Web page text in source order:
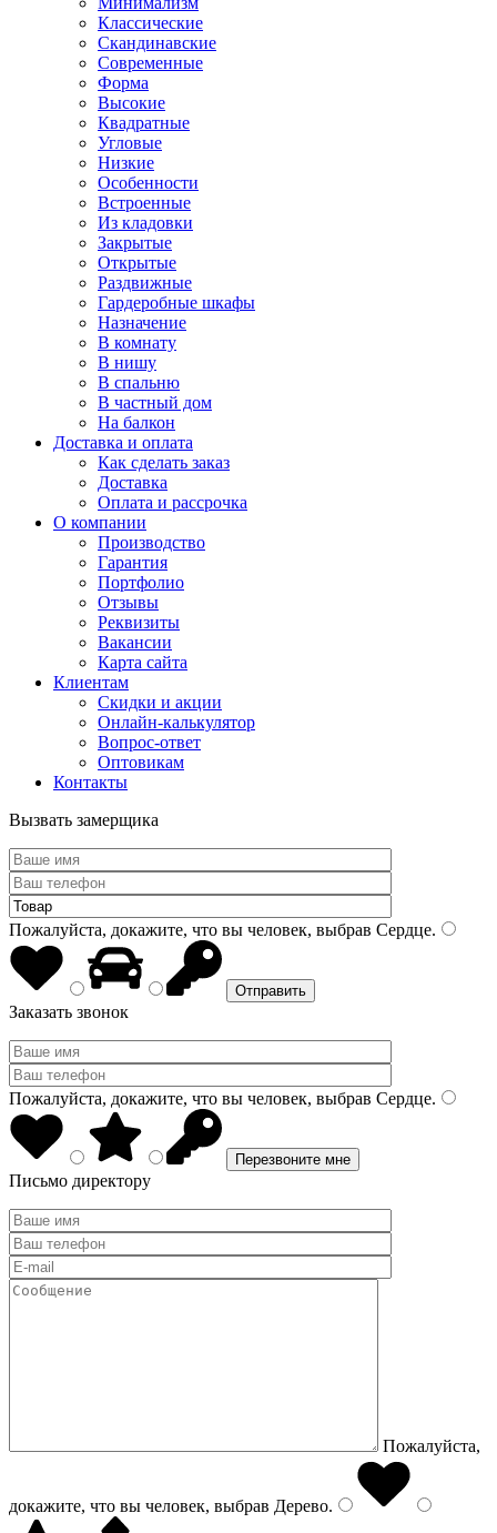
Классические
Скандинавские
Современные
Форма
Высокие
Квадратные
Угловые
Низкие
Особенности
Встроенные
Из кладовки
Закрытые
Открытые
Раздвижные
Гардеробные шкафы
Назначение
В комнату
В нишу
В спальню
В частный дом
На балкон
Доставка и оплата
Как сделать заказ
Доставка
Оплата и рассрочка
О компании
Производство
Гарантия
Портфолио
Отзывы
Реквизиты
Вакансии
Карта сайта
Клиентам
Скидки и акции
Онлайн-калькулятор
Вопрос-ответ
Оптовикам
Контакты
Вызвать замерщика
Пожалуйста, докажите, что вы человек, выбрав Сердце.
Заказать звонок
Пожалуйста, докажите, что вы человек, выбрав Сердце.
Письмо директору
Пожалуйста,
докажите, что вы человек, выбрав Дерево.